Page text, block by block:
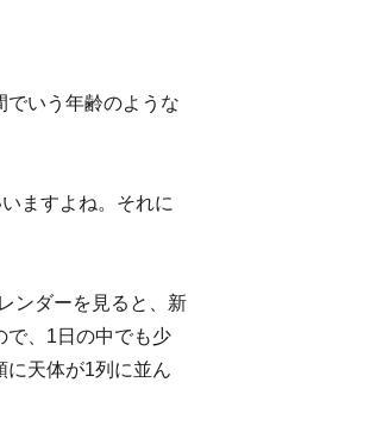
でいう年齢のような
ますよね。それに
ンダーを見ると、新
で、1日の中でも少
に天体が1列に並ん